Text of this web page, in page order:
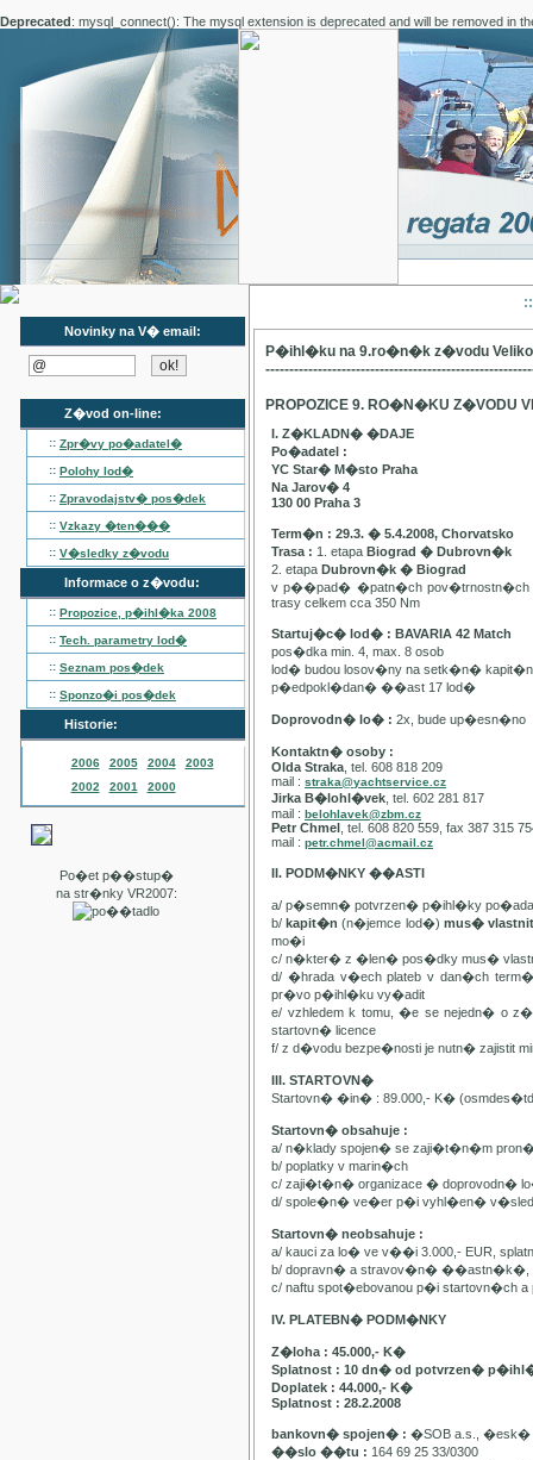
Deprecated: mysql_connect(): The mysql extension is deprecated and will be removed in
Novinky na V� email:
Z�vod on-line:
:: Zpr�vy po�adatel�
:: Polohy lod�
:: Zpravodajstv� pos�dek
:: Vzkazy �ten���
:: V�sledky z�vodu
Informace o z�vodu:
:: Propozice, p�ihl�ka 2008
:: Tech. parametry lod�
:: Seznam pos�dek
:: Sponzo�i pos�dek
Historie:
2006 2005 2004
2003
2002
2001 2000
Po�et p��stup�
na str�nky VR2007:
P�ihl�ku na 9.ro�n�k z�vodu
PROPOZICE 9. RO�N�KU Z�VODU
I. Z�KLADN� �DAJE
Po�adatel :
YC Star� M�sto Praha
Na Jarov� 4
130 00 Praha 3
Term�n : 29.3. � 5.4.2008, Chorvatsko
Trasa : 1. etapa Biograd � Dubrovn�k
2. etapa Dubrovn�k � Biograd
v p��pad� �patn�ch pov�trnostn�ch
trasy celkem cca 350 Nm
Startuj�c� lod� : BAVARIA 42 Match
pos�dka min. 4, max. 8 osob
lod� budou losov�ny na setk�n�
p�edpokl�dan� ��ast 17 lod�
Doprovodn� lo� : 2x, bude up�esn�no
Kontaktn� osoby :
Olda Straka , tel. 608 818 209
mail : straka@yachtservice.cz
Jirka B�lohl�vek , tel. 602 281 817
mail : belohlavek@zbm.cz
Petr Chmel , tel. 608 820 559, fax 387 315
mail : petr.chmel@acmail.cz
II. PODM�NKY ��ASTI
a/ p�semn� potvrzen� p�ihl�ky
b/kapit�n(n�jemce lod�) mus�
mo�i
c/ n�kter� z �len� pos�dky mus�
d/ �hrada v�ech plateb v dan�ch
pr�vo p�ihl�ku vy�adit
e/ vzhledem k tomu, �e se nejedn� o
startovn� licence
f/ z d�vodu bezpe�nosti je nutn� zajistit
III. STARTOVN�
Startovn� �in� : 89.000,- K�
Startovn� obsahuje :
a/ n�klady spojen� se zaji�t�n�m
b/ poplatky v marin�ch
c/ zaji�t�n� organizace � doprovodn�
d/ spole�n� ve�er p�i vyhl�en�
Startovn� neobsahuje :
a/ kauci za lo� ve v��i 3.000,- EUR,
b/ dopravn� a stravov�n� ��astn�k�,
c/ naftu spot�ebovanou p�i startovn�ch
IV. PLATEBN� PODM�NKY
Z�loha : 45.000,- K�
Splatnost : 10 dn� od potvrzen�
Doplatek : 44.000,- K�
Splatnost : 28.2.2008
bankovn� spojen� : �SOB a.s., �esk�
��slo ��tu : 164 69 25 33/0300